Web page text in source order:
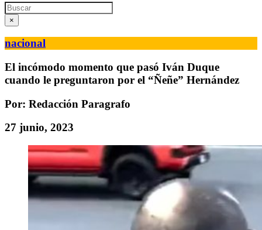
Search
×
nacional
El incómodo momento que pasó Iván Duque
cuando le preguntaron por el “Ñeñe” Hernández
Por: Redacción Paragrafo
27 junio, 2023